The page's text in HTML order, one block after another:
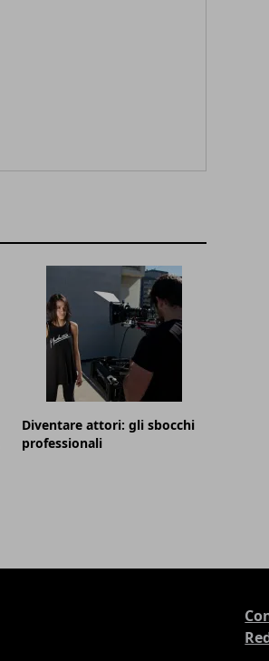
Diventare attori: gli sbocchi
professionali